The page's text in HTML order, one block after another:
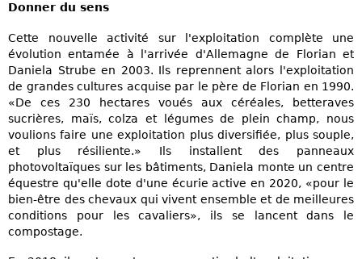
Donner du sens
Cette nouvelle activité sur l'exploitation complète une
évolution entamée à l'arrivée d'Allemagne de Florian et
Daniela Strube en 2003. Ils reprennent alors l'exploitation
de grandes cultures acquise par le père de Florian en 1990.
«De ces 230 hectares voués aux céréales, betteraves
sucrières, maïs, colza et légumes de plein champ, nous
voulions faire une exploitation plus diversifiée, plus souple,
et plus résiliente.» Ils installent des panneaux
photovoltaïques sur les bâtiments, Daniela monte un centre
équestre qu'elle dote d'une écurie active en 2020, «pour le
bien-être des chevaux qui vivent ensemble et de meilleures
conditions pour les cavaliers», ils se lancent dans le
compostage.